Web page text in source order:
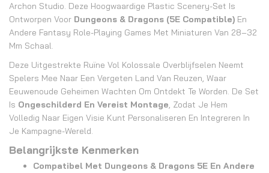
Archon Studio. Deze Hoogwaardige Plastic Scenery-Set Is
Ontworpen Voor Dungeons & Dragons (5E Compatible) En
Andere Fantasy Role-Playing Games Met Miniaturen Van 28–32
Mm Schaal.
Deze Uitgestrekte Ruïne Vol Kolossale Overblijfselen Neemt
Spelers Mee Naar Een Vergeten Land Van Reuzen, Waar
Eeuwenoude Geheimen Wachten Om Ontdekt Te Worden. De Set
Is Ongeschilderd En Vereist Montage, Zodat Je Hem
Volledig Naar Eigen Visie Kunt Personaliseren En Integreren In
Je Kampagne-Wereld.
Belangrijkste Kenmerken
Compatibel Met Dungeons & Dragons 5E En Andere